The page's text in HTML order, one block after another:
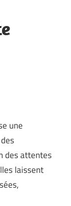
une
des attentes
laissent